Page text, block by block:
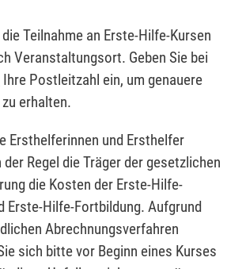
Teilnahme an Erste-Hilfe-Kursen
Veranstaltungsort. Geben Sie bei
Ihre Postleitzahl ein, um genauere
erhalten.
Ersthelferinnen und Ersthelfer
der Regel die Träger der gesetzlichen
die Kosten der Erste-Hilfe-
Erste-Hilfe-Fortbildung. Aufgrund
Abrechnungsverfahren
sich bitte vor Beginn eines Kurses